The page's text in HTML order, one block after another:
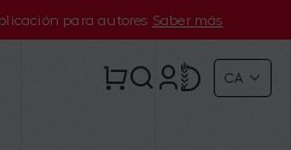
para autores Saber más
CA